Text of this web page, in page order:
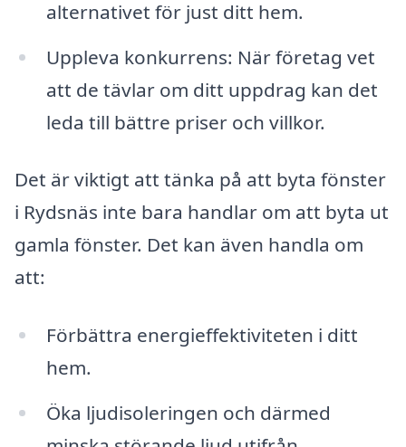
alternativet för just ditt hem.
Uppleva konkurrens: När företag vet
att de tävlar om ditt uppdrag kan det
leda till bättre priser och villkor.
Det är viktigt att tänka på att byta fönster
i Rydsnäs inte bara handlar om att byta ut
gamla fönster. Det kan även handla om
att:
Förbättra energieffektiviteten i ditt
hem.
Öka ljudisoleringen och därmed